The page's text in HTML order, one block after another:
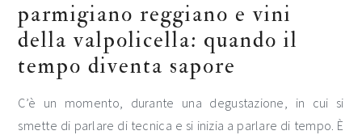
parmigiano reggiano e vini
della valpolicella: quando il
tempo diventa sapore
C’è un momento, durante una degustazione, in cui si
smette di parlare di tecnica e si inizia a parlare di tempo. È